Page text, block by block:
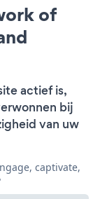
of
actief is,
bij
van uw
captivate,